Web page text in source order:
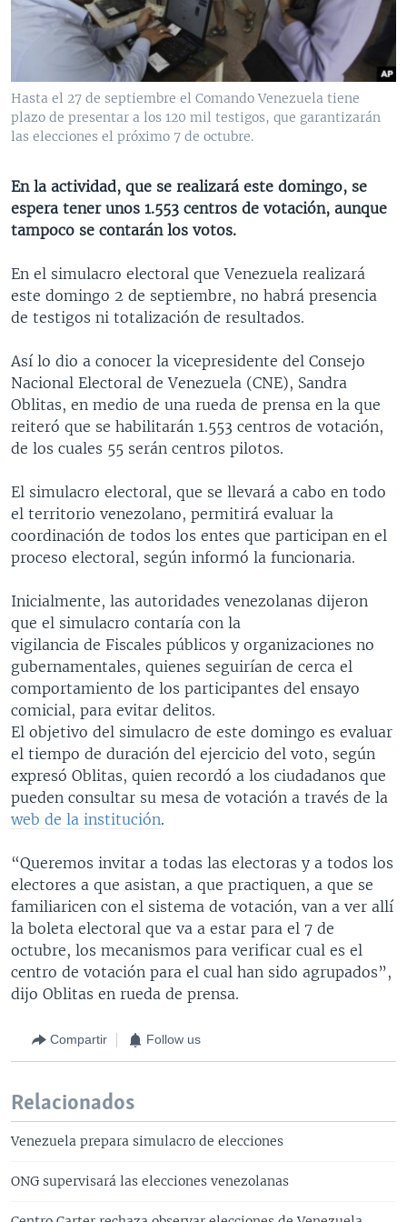
VENEZUELA
NICARAGUA
ECONOMÍA
ENTRETENIMIENTO Y CULTURA
TECNOLOGÍA
DEPORTES
CIENCIA Y SALUD
MULTIMEDIA
VIDEOS
FOTOGRAFÍA
AUDIOS
PROGRAMAS TV
EL MUNDO AL DÍA
FORO INTERAMERICANO
LAS CLAVES
PANORAMA
RADIO
AVANCE INFORMATIVO
AUDIONOTICIAS
BUENOS DÍAS AMÉRICA
ESTADOS UNIDOS AL DÍA
FORO [RADIO]
DEPORTIVO INTERNACIONAL
ENTRETENIMIENTO
DIRECT
DOCUMENTALES DE LA VOA
Learning English
SÍGANOS
Idiomas
Hasta el 27 de septiembre el Comando Venezuela tiene
plazo de presentar a los 120 mil testigos, que garantizarán
las elecciones el próximo 7 de octubre.
En la actividad, que se realizará este domingo, se
espera tener unos 1.553 centros de votación, aunque
tampoco se contarán los votos.
En el simulacro electoral que Venezuela realizará
este domingo 2 de septiembre, no habrá presencia
de testigos ni totalización de resultados.
Así lo dio a conocer la vicepresidente del Consejo
Nacional Electoral de Venezuela (CNE), Sandra
Oblitas, en medio de una rueda de prensa en la que
reiteró que se habilitarán 1.553 centros de votación,
de los cuales 55 serán centros pilotos.
El simulacro electoral, que se llevará a cabo en todo
el territorio venezolano, permitirá evaluar la
coordinación de todos los entes que participan en el
proceso electoral, según informó la funcionaria.
Inicialmente, las autoridades venezolanas dijeron
que el simulacro contaría con la
vigilancia de Fiscales públicos y organizaciones no
gubernamentales, quienes seguirían de cerca el
comportamiento de los participantes del ensayo
comicial, para evitar delitos.
El objetivo del simulacro de este domingo es evaluar
el tiempo de duración del ejercicio del voto, según
expresó Oblitas, quien recordó a los ciudadanos que
pueden consultar su mesa de votación a través de la
web de la institución.
“Queremos invitar a todas las electoras y a todos los
electores a que asistan, a que practiquen, a que se
familiaricen con el sistema de votación, van a ver allí
la boleta electoral que va a estar para el 7 de
octubre, los mecanismos para verificar cual es el
centro de votación para el cual han sido agrupados”,
dijo Oblitas en rueda de prensa.
Compartir Follow us
Relacionados
Venezuela prepara simulacro de elecciones
ONG supervisará las elecciones venezolanas